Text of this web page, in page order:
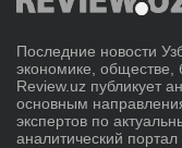
Последние новости
экономике, обществе,
Review.uz публикует
основным
экспертов по
аналитический